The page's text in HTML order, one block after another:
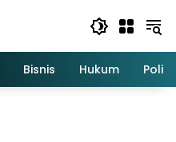
Bisnis Hukum Politik